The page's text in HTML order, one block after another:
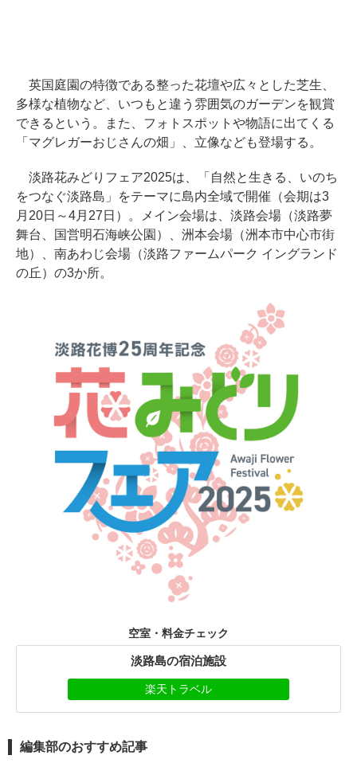
英国庭園の特徴である整った花壇や広々とした芝生、
多様な植物など、いつもと違う雰囲気のガーデンを観賞
できるという。また、フォトスポットや物語に出てくる
「マグレガーおじさんの畑」、立像なども登場する。
淡路花みどりフェア2025は、「自然と生きる、いのち
をつなぐ淡路島」をテーマに島内全域で開催（会期は3
月20日～4月27日）。メイン会場は、淡路会場（淡路夢
舞台、国営明石海峡公園）、洲本会場（洲本市中心市街
地）、南あわじ会場（淡路ファームパーク イングランド
の丘）の3か所。
空室・料金チェック
淡路島の宿泊施設
楽天トラベル
編集部のおすすめ記事